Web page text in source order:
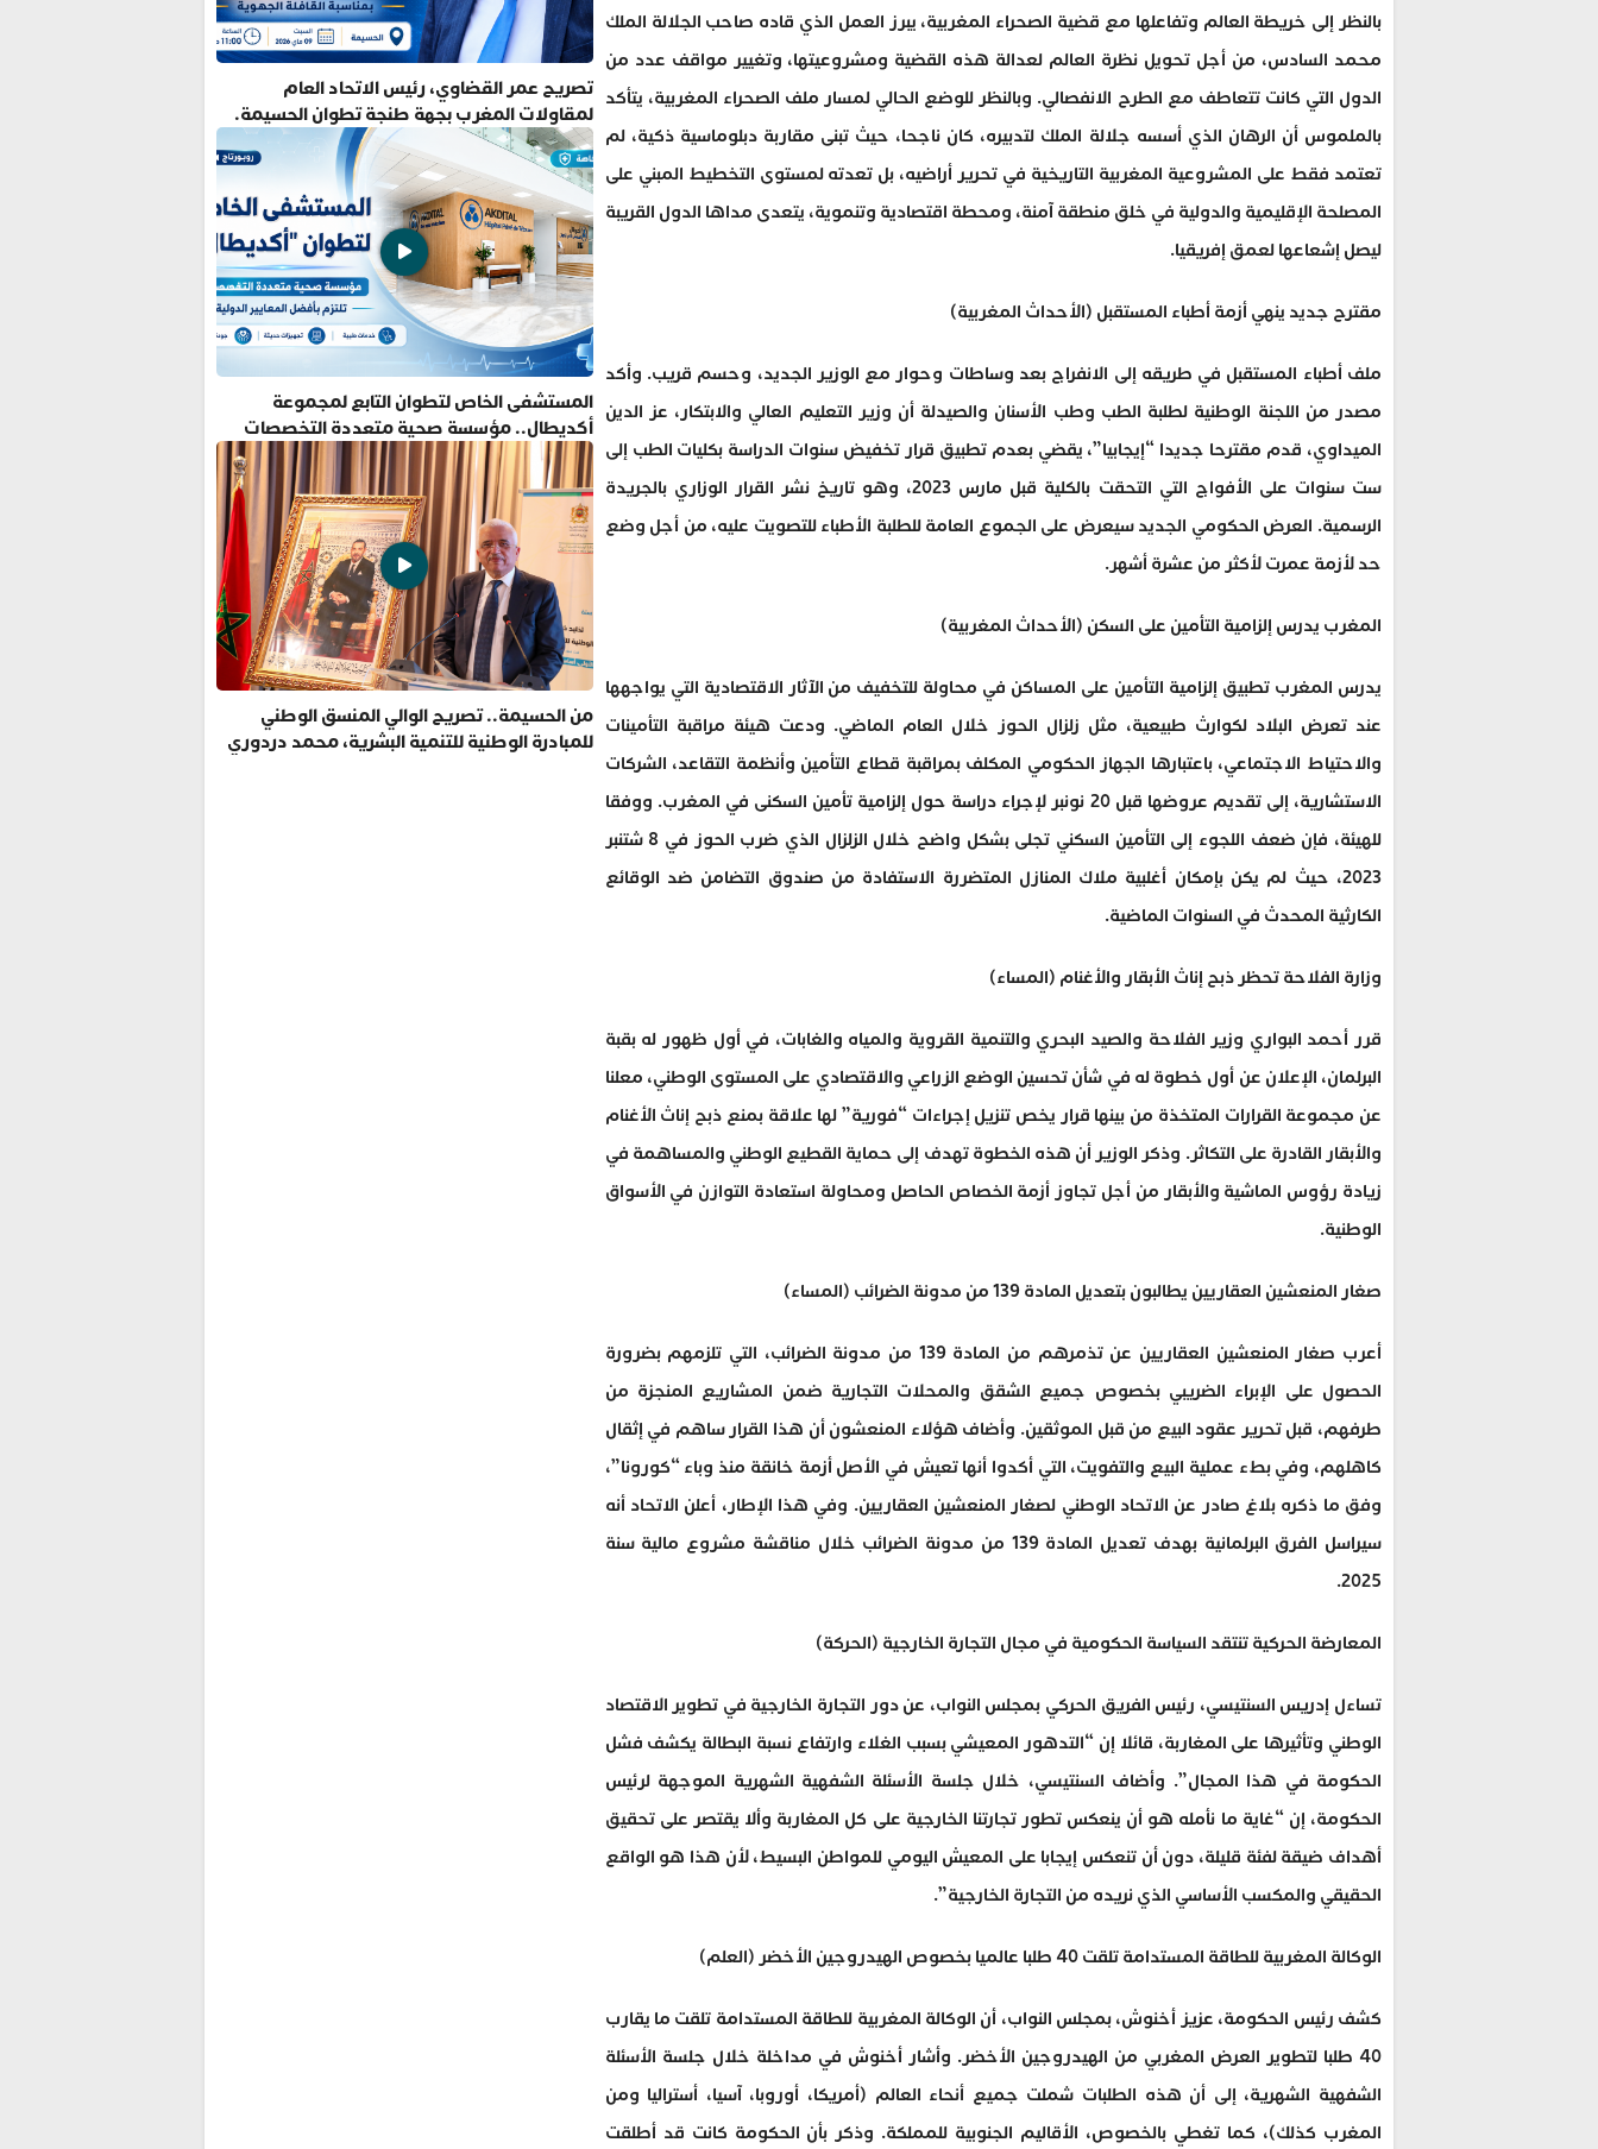
بالنظر إلى خريطة العالم وتفاعلها مع قضية الصحراء المغربية، يبرز العمل الذي قاده صاحب الجلالة الملك
محمد السادس، من أجل تحويل نظرة العالم لعدالة هذه القضية ومشروعيتها، وتغيير مواقف عدد من
الدول التي كانت تتعاطف مع الطرح الانفصالي. وبالنظر للوضع الحالي لمسار ملف الصحراء المغربية، يتأكد
بالملموس أن الرهان الذي أسسه جلالة الملك لتدبيره، كان ناجحا، حيث تبنى مقاربة دبلوماسية ذكية، لم
تعتمد فقط على المشروعية المغربية التاريخية في تحرير أراضيه، بل تعدته لمستوى التخطيط المبني على
المصلحة الإقليمية والدولية في خلق منطقة آمنة، ومحطة اقتصادية وتنموية، يتعدى مداها الدول القريبة
ليصل إشعاعها لعمق إفريقيا.
مقترح جديد ينهي أزمة أطباء المستقبل (الأحداث المغربية)
ملف أطباء المستقبل في طريقه إلى الانفراج بعد وساطات وحوار مع الوزير الجديد، وحسم قريب. وأكد
مصدر من اللجنة الوطنية لطلبة الطب وطب الأسنان والصيدلة أن وزير التعليم العالي والابتكار، عز الدين
الميداوي، قدم مقترحا جديدا “إيجابيا”، يقضي بعدم تطبيق قرار تخفيض سنوات الدراسة بكليات الطب إلى
ست سنوات على الأفواج التي التحقت بالكلية قبل مارس 2023، وهو تاريخ نشر القرار الوزاري بالجريدة
الرسمية. العرض الحكومي الجديد سيعرض على الجموع العامة للطلبة الأطباء للتصويت عليه، من أجل وضع
حد لأزمة عمرت لأكثر من عشرة أشهر.
المغرب يدرس إلزامية التأمين على السكن (الأحداث المغربية)
يدرس المغرب تطبيق إلزامية التأمين على المساكن في محاولة للتخفيف من الآثار الاقتصادية التي يواجهها
عند تعرض البلاد لكوارث طبيعية، مثل زلزال الحوز خلال العام الماضي. ودعت هيئة مراقبة التأمينات
والاحتياط الاجتماعي، باعتبارها الجهاز الحكومي المكلف بمراقبة قطاع التأمين وأنظمة التقاعد، الشركات
الاستشارية، إلى تقديم عروضها قبل 20 نونبر لإجراء دراسة حول إلزامية تأمين السكنى في المغرب. ووفقا
للهيئة، فإن ضعف اللجوء إلى التأمين السكني تجلى بشكل واضح خلال الزلزال الذي ضرب الحوز في 8 شتنبر
2023، حيث لم يكن بإمكان أغلبية ملاك المنازل المتضررة الاستفادة من صندوق التضامن ضد الوقائع
الكارثية المحدث في السنوات الماضية.
وزارة الفلاحة تحظر ذبح إناث الأبقار والأغنام (المساء)
قرر أحمد البواري وزير الفلاحة والصيد البحري والتنمية القروية والمياه والغابات، في أول ظهور له بقبة
البرلمان، الإعلان عن أول خطوة له في شأن تحسين الوضع الزراعي والاقتصادي على المستوى الوطني، معلنا
عن مجموعة القرارات المتخذة من بينها قرار يخص تنزيل إجراءات “فورية” لها علاقة بمنع ذبح إناث الأغنام
والأبقار القادرة على التكاثر. وذكر الوزير أن هذه الخطوة تهدف إلى حماية القطيع الوطني والمساهمة في
زيادة رؤوس الماشية والأبقار من أجل تجاوز أزمة الخصاص الحاصل ومحاولة استعادة التوازن في الأسواق
الوطنية.
صغار المنعشين العقاريين يطالبون بتعديل المادة 139 من مدونة الضرائب (المساء)
أعرب صغار المنعشين العقاريين عن تذمرهم من المادة 139 من مدونة الضرائب، التي تلزمهم بضرورة
الحصول على الإبراء الضريبي بخصوص جميع الشقق والمحلات التجارية ضمن المشاريع المنجزة من
طرفهم، قبل تحرير عقود البيع من قبل الموثقين. وأضاف هؤلاء المنعشون أن هذا القرار ساهم في إثقال
كاهلهم، وفي بطء عملية البيع والتفويت، التي أكدوا أنها تعيش في الأصل أزمة خانقة منذ وباء “كورونا”،
وفق ما ذكره بلاغ صادر عن الاتحاد الوطني لصغار المنعشين العقاريين. وفي هذا الإطار، أعلن الاتحاد أنه
سيراسل الفرق البرلمانية بهدف تعديل المادة 139 من مدونة الضرائب خلال مناقشة مشروع مالية سنة
2025.
المعارضة الحركية تنتقد السياسة الحكومية في مجال التجارة الخارجية (الحركة)
تساءل إدريس السنتيسي، رئيس الفريق الحركي بمجلس النواب، عن دور التجارة الخارجية في تطوير الاقتصاد
الوطني وتأثيرها على المغاربة، قائلا إن “التدهور المعيشي بسبب الغلاء وارتفاع نسبة البطالة يكشف فشل
الحكومة في هذا المجال”. وأضاف السنتيسي، خلال جلسة الأسئلة الشفهية الشهرية الموجهة لرئيس
الحكومة، إن “غاية ما نأمله هو أن ينعكس تطور تجارتنا الخارجية على كل المغاربة وألا يقتصر على تحقيق
أهداف ضيقة لفئة قليلة، دون أن تنعكس إيجابا على المعيش اليومي للمواطن البسيط، لأن هذا هو الواقع
الحقيقي والمكسب الأساسي الذي نريده من التجارة الخارجية”.
الوكالة المغربية للطاقة المستدامة تلقت 40 طلبا عالميا بخصوص الهيدروجين الأخضر (العلم)
كشف رئيس الحكومة، عزيز أخنوش، بمجلس النواب، أن الوكالة المغربية للطاقة المستدامة تلقت ما يقارب
40 طلبا لتطوير العرض المغربي من الهيدروجين الأخضر. وأشار أخنوش في مداخلة خلال جلسة الأسئلة
الشفهية الشهرية، إلى أن هذه الطلبات شملت جميع أنحاء العالم (أمريكا، أوروبا، آسيا، أستراليا ومن
المغرب كذلك)، كما تغطي بالخصوص، الأقاليم الجنوبية للمملكة. وذكر بأن الحكومة كانت قد أطلقت
تصريح عمر القضاوي، رئيس الاتحاد العام
لمقاولات المغرب بجهة طنجة تطوان الحسيمة.
المستشفى الخاص لتطوان التابع لمجموعة
أكديطال.. مؤسسة صحية متعددة التخصصات
تلتزم بأفضل المعايير الدولية
من الحسيمة.. تصريح الوالي المنسق الوطني
للمبادرة الوطنية للتنمية البشرية، محمد دردوري